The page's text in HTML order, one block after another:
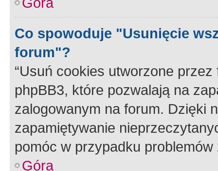
Co spowoduje "Usunięcie
forum"?
“Usuń cookies utworzone
phpBB3, które pozwalają na
zalogowanym na forum. Dzięki
zapamiętywanie
pomóc w przypadku
Góra